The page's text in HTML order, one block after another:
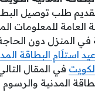
طلب توصيل
العامة للمعلومات
في المنزل دون
استلَام البطاقة
في المقال
المدنية والرسوم